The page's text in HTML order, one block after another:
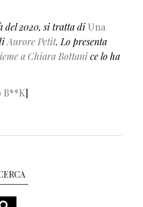
del 2020, si tratta di Una
Aurore Petit. Lo presenta
a Chiara Bottanice lo ha
B**K]